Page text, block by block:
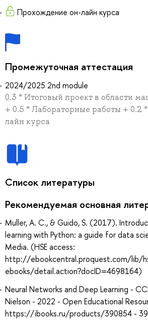
Прохождение он-лайн курса
Промежуточная аттестация
2024/2025 2nd module
0.3 * Итоговый проект в области
+ 0.5 * Лабораторные работы + 0.2
лайн курса
Список литературы
Рекомендуемая основная
Muller, A. C., & Guido, S. (2017).
learning with Python: a guide for data
Media. (HSE access:
http://ebookcentral.proquest.com/lib/
ebooks/detail.action?docID=4698164)
Neural Networks and Deep Learning -
Nielson - 2022 - Open Educational
https://ibooks.ru/products/390854 -